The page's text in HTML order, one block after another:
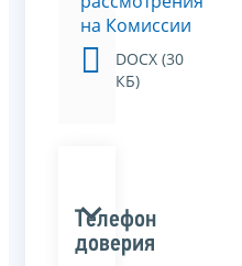
на Комиссии
DOCX (30
КБ)
Телефон
доверия